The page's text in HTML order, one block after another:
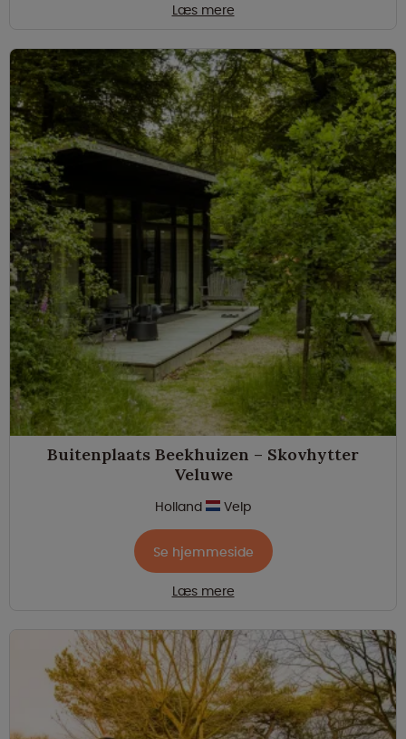
Læs mere
Buitenplaats Beekhuizen – Skovhytter
Veluwe
Holland Velp
Se hjemmeside
Læs mere